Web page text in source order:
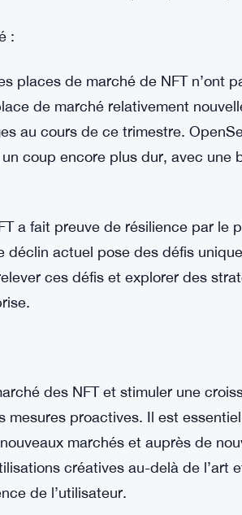
de plus de la moitié en l’espace
l’échange de NFT présentent
Ce déclin soulève des questions
la contraction est plus qu’un
places de marché de NFT n’ont
de marché relativement
au cours de ce trimestre.
a fait preuve de résilience par le
actuel pose des défis
ces défis et explorer des